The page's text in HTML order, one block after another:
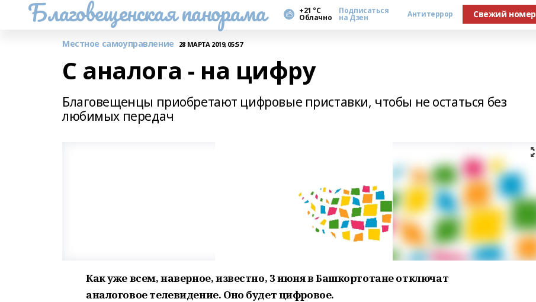
Благовещенская панорама +21 °С
Облачно
Подписаться
на Дзен Антитеррор Свежий номер
Местное самоуправление 28 МАРТА 2019, 05:57
С аналога - на цифру
Благовещенцы приобретают цифровые приставки, чтобы не остаться без
любимых передач
Как уже всем, наверное, известно, 3 июня в Башкортотане отключат
аналоговое телевидение. Оно будет цифровое.